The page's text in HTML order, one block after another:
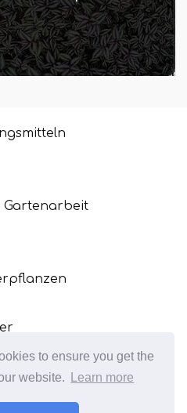
to ensure you get the
website.
Learn more
nützliche Artikel zum
Gartenarbeit